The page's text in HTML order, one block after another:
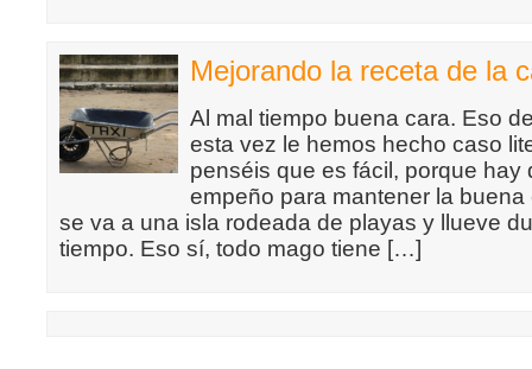
Mejorando la receta de la
Al mal tiempo buena cara. Eso
esta vez le hemos hecho caso
penséis que es fácil, porque hay
empeño para mantener la
se va a una isla rodeada de playas y llueve
tiempo. Eso sí, todo mago tiene […]